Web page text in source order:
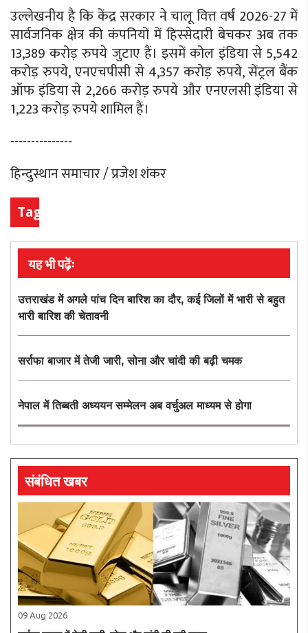
उल्लेखनीय है कि केंद्र सरकार ने चालू वित्त वर्ष 2026-27 में
सार्वजनिक क्षेत्र की कंपनियों में हिस्सेदारी बेचकर अब तक
13,389 करोड़ रुपये जुटाए हैं। इसमें कोल इंडिया से 5,542
करोड़ रुपये, एनएचपीसी से 4,357 करोड़ रुपये, सेंट्रल बैंक
ऑफ इंडिया से 2,266 करोड़ रुपये और एनएलसी इंडिया से
1,223 करोड़ रुपये शामिल हैं।
---------------
हिन्दुस्थान समाचार / प्रजेश शंकर
Tags
यह भी पढ़ेंः
उत्तराखंड में अगले पांच दिन बारिश का दौर, कई जिलों में भारी से बहुत
भारी बारिश की चेतावनी
सर्राफा बाजार में तेजी जारी, सोना और चांदी की बढ़ी चमक
नेपाल में तिब्बती अध्ययन सम्मेलन अब वर्चुअल माध्यम से होगा
संबंधित खबर
09 Aug 2026